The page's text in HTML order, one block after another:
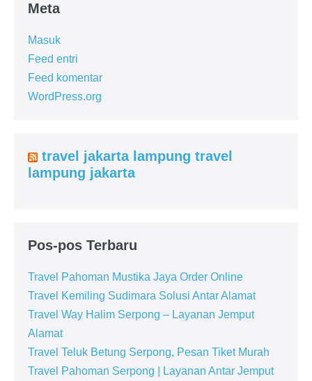
Meta
Masuk
Feed entri
Feed komentar
WordPress.org
travel jakarta lampung travel
lampung jakarta
Pos-pos Terbaru
Travel Pahoman Mustika Jaya Order Online
Travel Kemiling Sudimara Solusi Antar Alamat
Travel Way Halim Serpong – Layanan Jemput
Alamat
Travel Teluk Betung Serpong, Pesan Tiket Murah
Travel Pahoman Serpong | Layanan Antar Jemput